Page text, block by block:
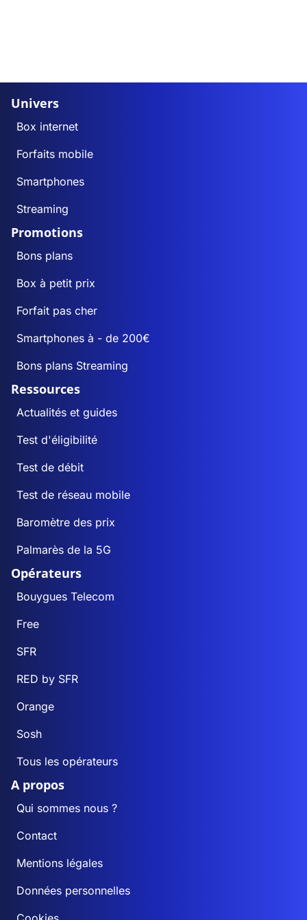
Univers
Box internet
Forfaits mobile
Smartphones
Streaming
Promotions
Bons plans
Box à petit prix
Forfait pas cher
Smartphones à - de 200€
Bons plans Streaming
Ressources
Actualités et guides
Test d'éligibilité
Test de débit
Test de réseau mobile
Baromètre des prix
Palmarès de la 5G
Opérateurs
Bouygues Telecom
Free
SFR
RED by SFR
Orange
Sosh
Tous les opérateurs
A propos
Qui sommes nous ?
Contact
Mentions légales
Données personnelles